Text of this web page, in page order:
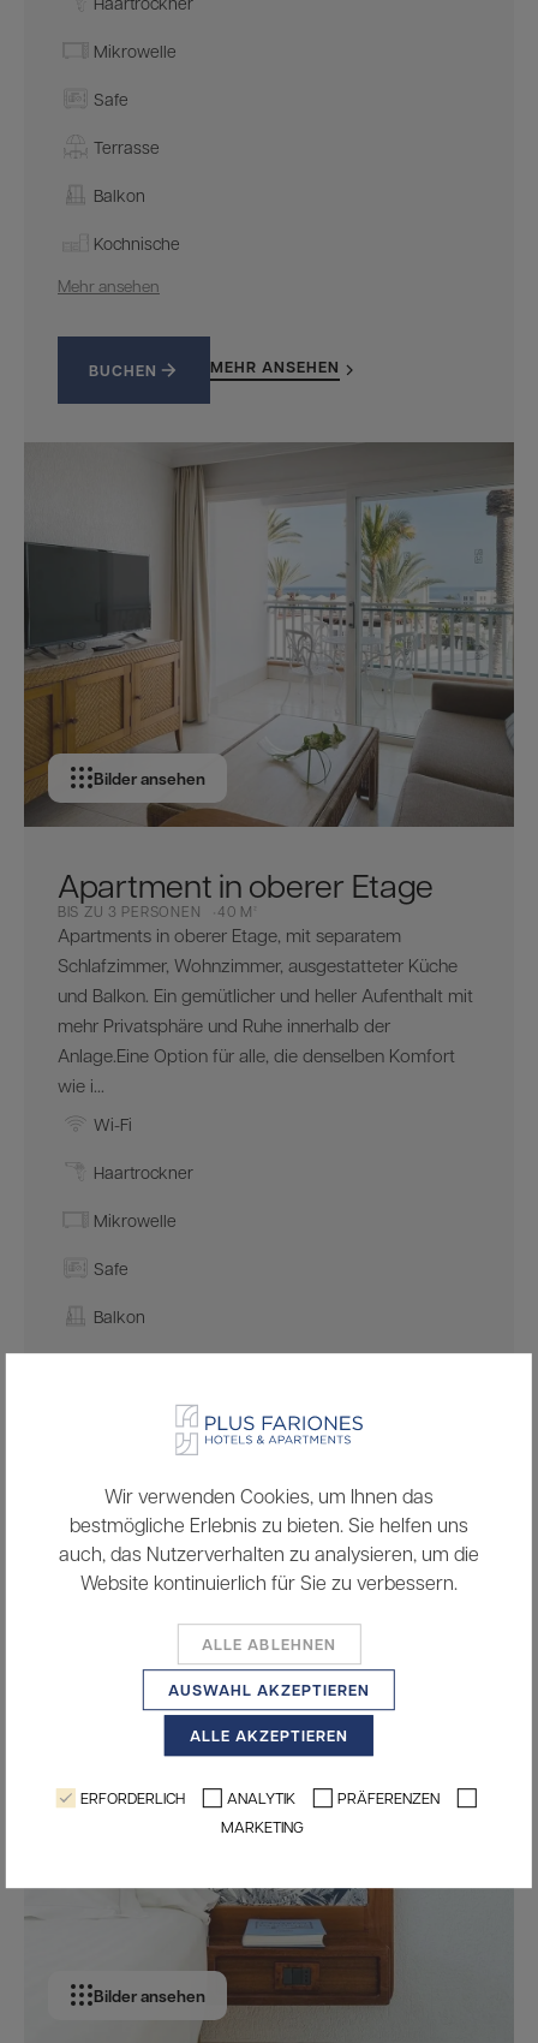
Mikrowelle
Safe
Terrasse
Balkon
Kochnische
Mehr ansehen
BUCHEN MEHR ANSEHEN
Bilder ansehen
Apartment in oberer Etage
BIS ZU 3 PERSONEN 40 M²
Apartments in oberer Etage, mit separatem
Schlafzimmer, Wohnzimmer, ausgestatteter Küche
und Balkon. Ein gemütlicher und heller Aufenthalt mit
mehr Privatsphäre und Ruhe innerhalb der
Anlage.Eine Option für alle, die denselben Komfort
wie i...
Wi-Fi
Haartrockner
Mikrowelle
Safe
Balkon
Wasserkocher
Kühlschrank
Mehr ansehen
BUCHEN MEHR ANSEHEN
Bilder ansehen
Wir verwenden Cookies, um Ihnen das
bestmögliche Erlebnis zu bieten. Sie helfen uns
auch, das Nutzerverhalten zu analysieren, um die
Website kontinuierlich für Sie zu verbessern.
ALLE ABLEHNEN
AUSWAHL AKZEPTIEREN
ALLE AKZEPTIEREN
ERFORDERLICH ANALYTIK
PRÄFERENZEN
MARKETING